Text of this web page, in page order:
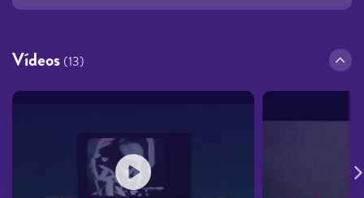
Vídeos (13)